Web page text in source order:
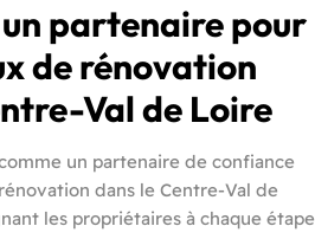
un partenaire pour
de rénovation
Val de Loire
un partenaire de confiance
dans le Centre-Val de
les propriétaires à chaque étape